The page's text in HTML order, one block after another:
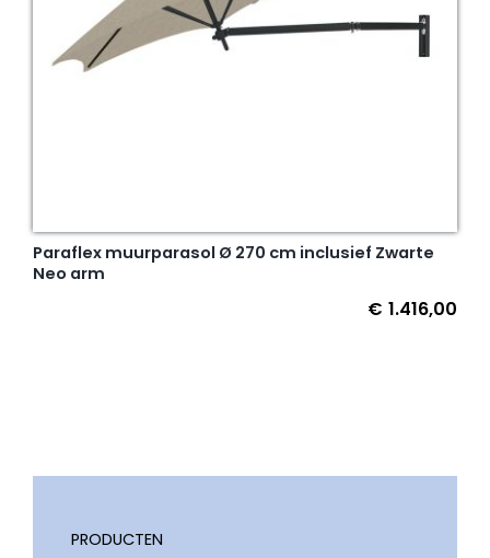
Paraflex muurparasol Ø 270 cm inclusief Zwarte
Neo arm
€ 1.416,00
PRODUCTEN